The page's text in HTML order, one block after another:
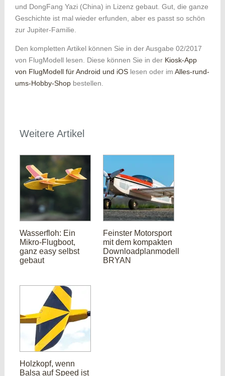
und DongFang Yazi (China) in Lizenz gebaut. Gut, die ganze
Geschichte ist mal wieder erfunden, aber es passt so schön
zur Jupiter-Familie.
Den kompletten Artikel können Sie in der Ausgabe 02/2017
von FlugModell lesen. Diese können Sie in der Kiosk-App
von FlugModell für Android und iOS lesen oder imAlles-rund-
ums-Hobby-Shop bestellen.
Weitere Artikel
Wasserfloh: Ein
Mikro-Flugboot,
ganz easy selbst
gebaut
Feinster Motorsport
mit dem kompakten
Downloadplanmodell
BRYAN
Holzkopf, wenn
Balsa auf Speed ist